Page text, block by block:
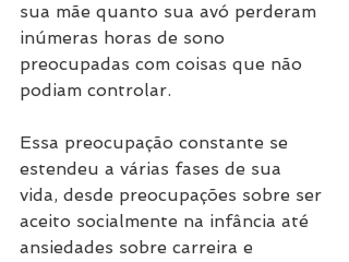
sua mãe quanto sua avó perderam
inúmeras horas de sono
preocupadas com coisas que não
podiam controlar.
Essa preocupação constante se
estendeu a várias fases de sua
vida, desde preocupações sobre ser
aceito socialmente na infância até
ansiedades sobre carreira e